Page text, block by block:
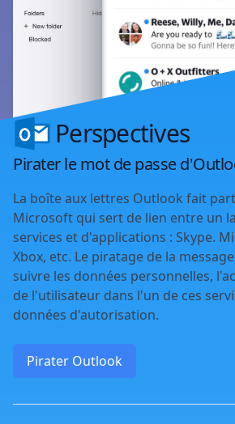
Perspectives
Pirater le mot de passe
La boîte aux lettres Outlook fait
Microsoft qui sert de lien entre un
services et d'applications : Skype.
Xbox, etc. Le piratage de la
suivre les données personnelles,
de l'utilisateur dans l'un de ces
données d'autorisation.
Pirater Outlook